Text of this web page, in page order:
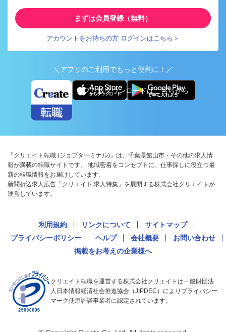
まずは会員登録（無料）
アカウントをお持ちの方 ログインはこちら＞
＼アプリのご利用でもっと便利に！／
アプリ版ダウンロードはこちらから
「クリエイト転職 (ジョブターミナル)」は、千葉県館山市・その他の求人情
報が満載の転職サイトです。 地域密着をコンセプトに、仕事探しに役立つ最
新の転職情報をお届けしています。
新聞折込求人広告「クリエイト 求人特集」を展開する株式会社クリエイトが
運営しています。
利用規約 リンクについて
サイトマップ
プライバシーポリシー
ヘルプ 会社概要
お問い合わせ
掲載をお考えの企業様へ
クリエイト転職を運営する株式会社クリエイトは一般財団法
人日本情報経済社会推進協会（JIPDEC）によりプライバシー
マーク使用許諾事業者に認定されています。